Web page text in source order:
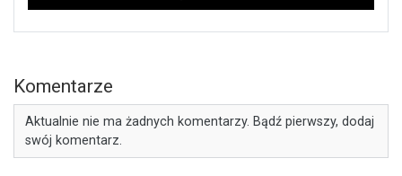
Komentarze
Aktualnie nie ma żadnych komentarzy. Bądź pierwszy, dodaj
swój komentarz.